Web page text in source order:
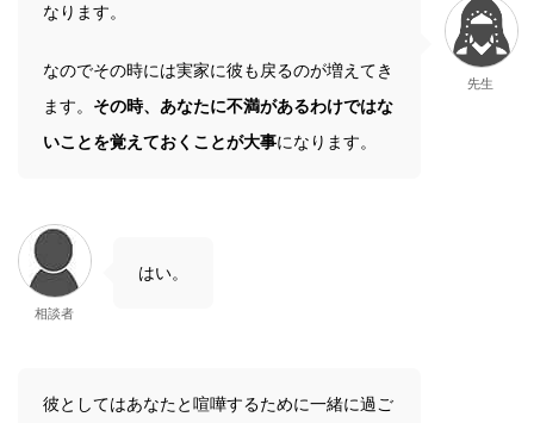
なります。
なのでその時には実家に彼も戻るのが増えてき
ます。 その時、あなたに不満があるわけではな
いことを覚えておくことが大事になります。
先生
相談者
はい。
彼としてはあなたと喧嘩するために一緒に過ご